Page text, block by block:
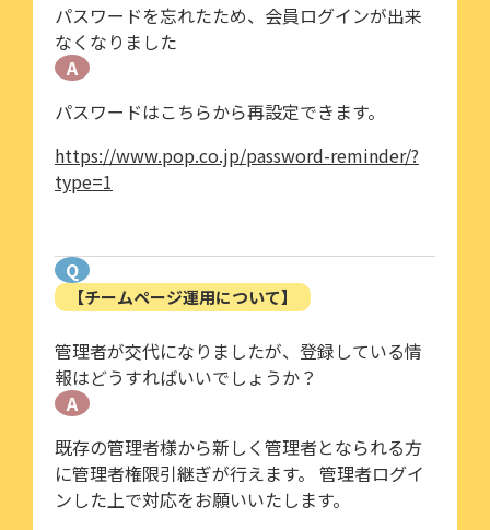
パスワードを忘れたため、会員ログインが出来
なくなりました
A
パスワードはこちらから再設定できます。
https://www.pop.co.jp/password-reminder/?
type=1
Q
【チームページ運用について】
管理者が交代になりましたが、登録している情
報はどうすればいいでしょうか？
A
既存の管理者様から新しく管理者となられる方
に管理者権限引継ぎが行えます。 管理者ログイ
ンした上で対応をお願いいたします。